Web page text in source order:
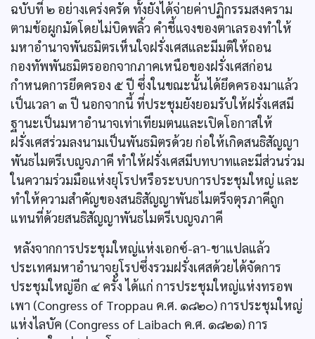
ฉบับที่ ๒ อย่างเคร่งครัด ทั้งยังได้จ่ายค่าปฏิกรรมสงคราม
ตามข้อผูกมัดโดยไม่บิดพลิ้ว คำชี้แจงของตาเลรองทำให้
มหาอำนาจพันธมิตรเห็นใจฝรั่งเศสและมีมติให้ถอน
กองทัพพันธมิตรออกจากภาคเหนือของฝรั่งเศสก่อน
กำหนดการยึดครอง ๕ ปี ซึ่งในขณะนั้นได้ยึดครองมาแล้ว
เป็นเวลา ๓ ปี นอกจากนี้ ที่ประชุมยังยอมรับให้ฝรั่งเศสมี
ฐานะเป็นมหาอำนาจเท่าเทียมตนและเปิดโอกาสให้
ฝรั่งเศสร่วมลงนามเป็นพันธมิตรด้วย ก่อให้เกิดสนธิสัญญา
พันธไมตรีเบญจภาคี ทำให้ฝรั่งเศสมีบทบาทและมีส่วนร่วม
ในความร่วมมือแห่งยุโรปหรือระบบการประชุมใหญ่ และ
ทำให้ความสำคัญของสนธิสัญญาพันธไมตรีจตุรภาคีถูก
แทนที่ด้วยสนธิสัญญาพันธไมตรีเบญจภาคี
หลังจากการประชุมใหญ่แห่งเอกซ์-ลา-ชาแปลแล้ว
ประเทศมหาอำนาจยุโรปซึ่งรวมฝรั่งเศสด้วยได้จัดการ
ประชุมใหญ่อีก ๔ ครั้ง ได้แก่ การประชุมใหญ่แห่งทรอพ
เพา (Congress of Troppau ค.ศ. ๑๘๒๐) การประชุมใหญ่
แห่งไลบัค (Congress of Laibach ค.ศ. ๑๘๒๑) การ